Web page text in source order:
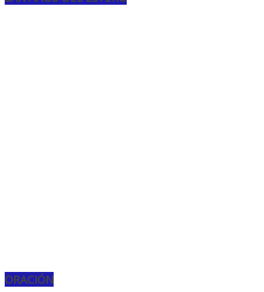
ORACIÓN